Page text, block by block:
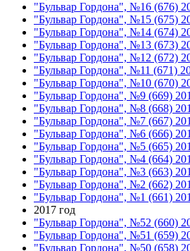
"Бульвар Гордона", №16 (676)
"Бульвар Гордона", №15 (675)
"Бульвар Гордона", №14 (674)
"Бульвар Гордона", №13 (673)
"Бульвар Гордона", №12 (672)
"Бульвар Гордона", №11 (671)
"Бульвар Гордона", №10 (670)
"Бульвар Гордона", №9 (669)
"Бульвар Гордона", №8 (668)
"Бульвар Гордона", №7 (667)
"Бульвар Гордона", №6 (666)
"Бульвар Гордона", №5 (665)
"Бульвар Гордона", №4 (664)
"Бульвар Гордона", №3 (663)
"Бульвар Гордона", №2 (662)
"Бульвар Гордона", №1 (661)
2017 год
"Бульвар Гордона", №52 (660)
"Бульвар Гордона", №51 (659)
"Бульвар Гордона", №50 (658)